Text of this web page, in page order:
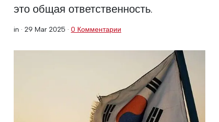
это общая ответственность.
in · 29 Mar 2025 · 0 Комментарии